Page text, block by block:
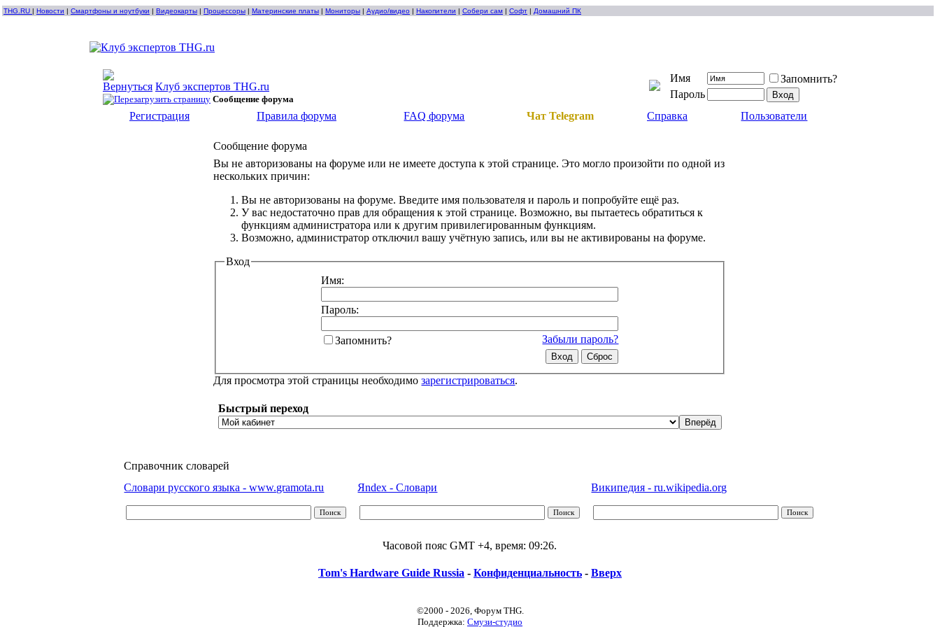
THG.RU | Новости | Смартфоны и ноутбуки | Видеокарты | Процессоры | Материнские платы | Мониторы | Аудио/видео | Накопители | Собери сам | Софт | Домашний ПК
Клуб экспертов THG.ru
Сообщение форума
Имя
Запомнить?
Пароль
Регистрация
Правила форума FAQ форума Чат Telegram Справка Пользователи
Сообщение форума
Вы не авторизованы на форуме или не имеете доступа к этой странице. Это могло произойти по одной из
нескольких причин:
Вы не авторизованы на форуме. Введите имя пользователя и пароль и попробуйте ещё раз.
У вас недостаточно прав для обращения к этой странице. Возможно, вы пытаетесь обратиться к
функциям администратора или к другим привилегированным функциям.
Возможно, администратор отключил вашу учётную запись, или вы не активированы на форуме.
Вход
Имя:
Пароль:
Забыли пароль?
Запомнить?
Для просмотра этой страницы необходимозарегистрироваться.
Быстрый переход
Справочник словарей
Словари русского языка - www.gramota.ru
Яndex - Словари Википедия - ru.wikipedia.org
Часовой пояс GMT +4, время:09:26.
Tom's Hardware Guide Russia - Конфиденциальность - Вверх
©2000 - 2026, Форум THG.
Поддержка: Смузи-студио